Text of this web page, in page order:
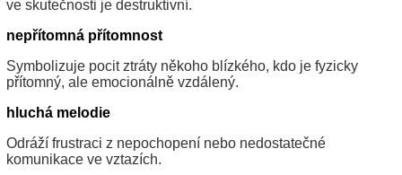
ve skutečnosti je destruktivní.
nepřítomná přítomnost
Symbolizuje pocit ztráty někoho blízkého, kdo je fyzicky
přítomný, ale emocionálně vzdálený.
hluchá melodie
Odráží frustraci z nepochopení nebo nedostatečné
komunikace ve vztazích.